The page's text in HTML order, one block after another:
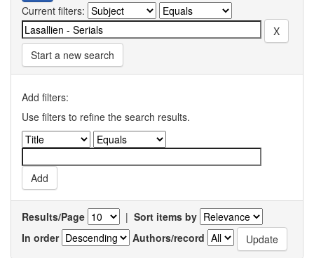
Current filters:
Start a new search
Add filters:
Use filters to refine the search results.
Results/Page | Sort items by
In order
Authors/record